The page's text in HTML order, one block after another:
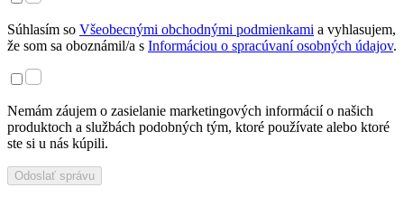
Súhlasím so Všeobecnými obchodnými podmienkami a vyhlasujem,
že som sa oboznámil/a s Informáciou o spracúvaní osobných údajov.
Nemám záujem o zasielanie marketingových informácií o našich
produktoch a službách podobných tým, ktoré používate alebo ktoré
ste si u nás kúpili.
Odoslať správu